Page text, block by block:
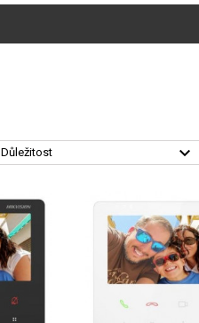
Důležitost 